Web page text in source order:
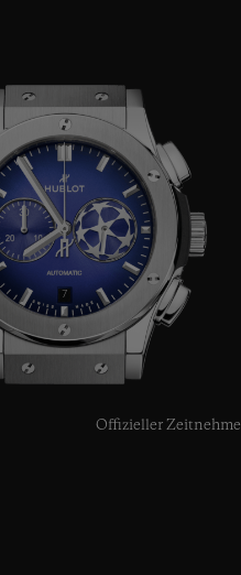
7
Offizieller